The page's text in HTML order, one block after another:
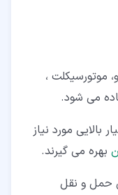
موتورسیکلت ،
می شود.
بالایی مورد نیاز
بهره می گیرند.
حمل و نقل